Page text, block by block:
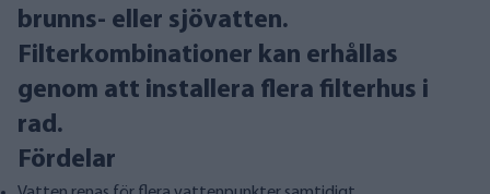
brunns- eller sjövatten.
Filterkombinationer kan erhållas
genom att installera flera filterhus i
rad.
Fördelar